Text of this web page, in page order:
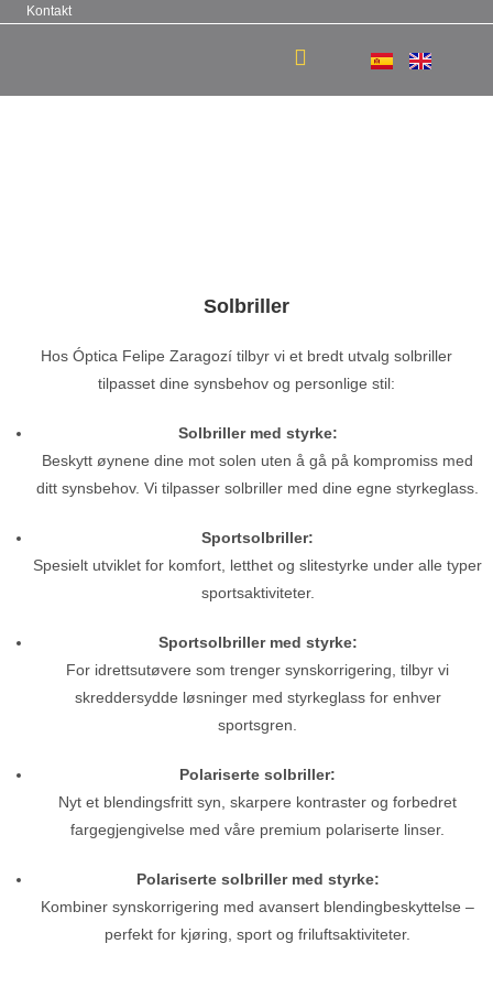
Kontakt
Solbriller
Hos Óptica Felipe Zaragozí tilbyr vi et bredt utvalg solbriller
tilpasset dine synsbehov og personlige stil:
Solbriller med styrke:
Beskytt øynene dine mot solen uten å gå på kompromiss med
ditt synsbehov. Vi tilpasser solbriller med dine egne styrkeglass.
Sportsolbriller:
Spesielt utviklet for komfort, letthet og slitestyrke under alle typer
sportsaktiviteter.
Sportsolbriller med styrke:
For idrettsutøvere som trenger synskorrigering, tilbyr vi
skreddersydde løsninger med styrkeglass for enhver
sportsgren.
Polariserte solbriller:
Nyt et blendingsfritt syn, skarpere kontraster og forbedret
fargegjengivelse med våre premium polariserte linser.
Polariserte solbriller med styrke:
Kombiner synskorrigering med avansert blendingbeskyttelse –
perfekt for kjøring, sport og friluftsaktiviteter.